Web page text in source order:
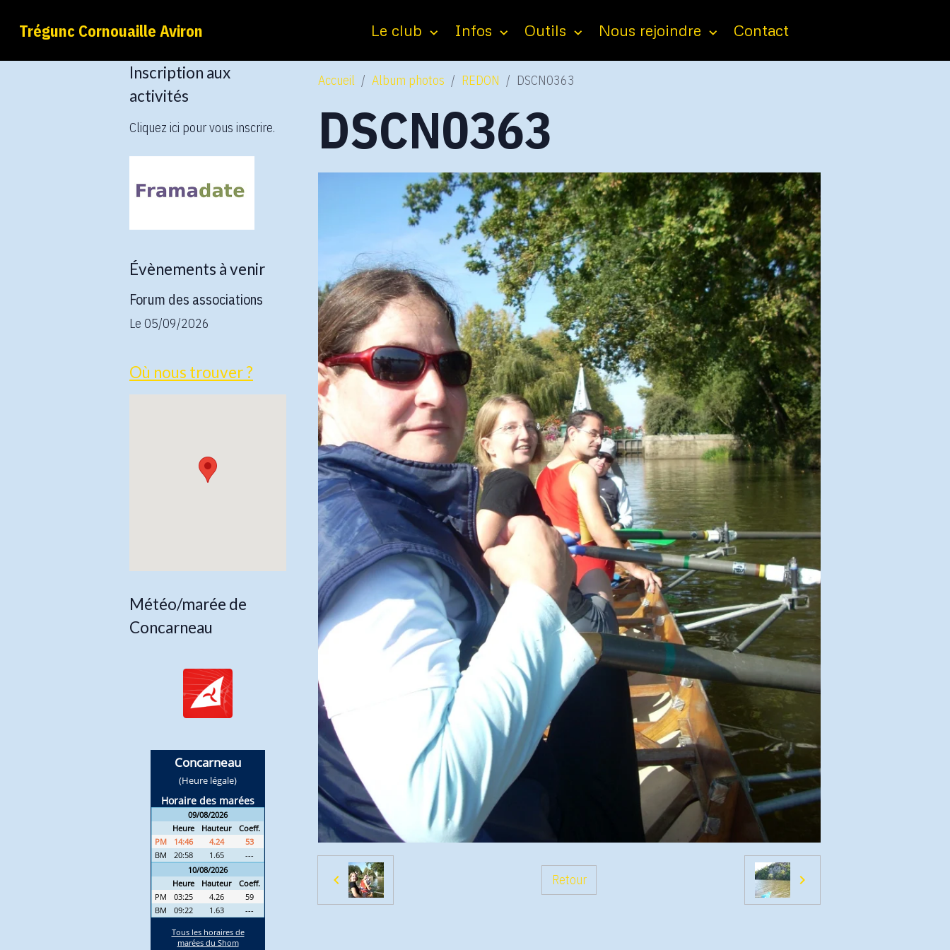
Trégunc Cornouaille Aviron Le club Infos Outils Nous rejoindre Contact
Accueil Album photos REDON DSCN0363
DSCN0363
Retour
Inscription aux
activités
Cliquez ici pour vous inscrire.
Évènements à venir
Forum des associations
Le 05/09/2026
Où nous trouver ?
Météo/marée de
Concarneau